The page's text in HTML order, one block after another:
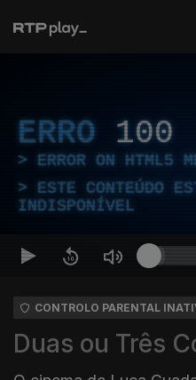
ERRO 100
ERROR ON HTML5
ESTE CONTEÚDO
INDISPONÍVEL
CONTROLO PARENTAL
Duas ou Três